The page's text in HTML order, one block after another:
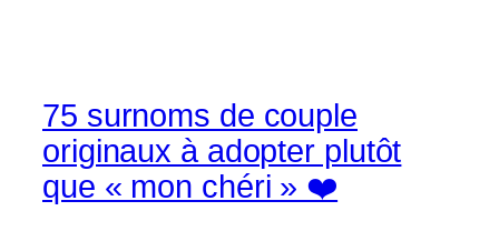
75 surnoms de couple
originaux à adopter plutôt
que « mon chéri » ❤️